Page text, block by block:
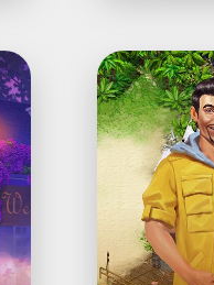
Survivors：
ク
エ
ス
ト